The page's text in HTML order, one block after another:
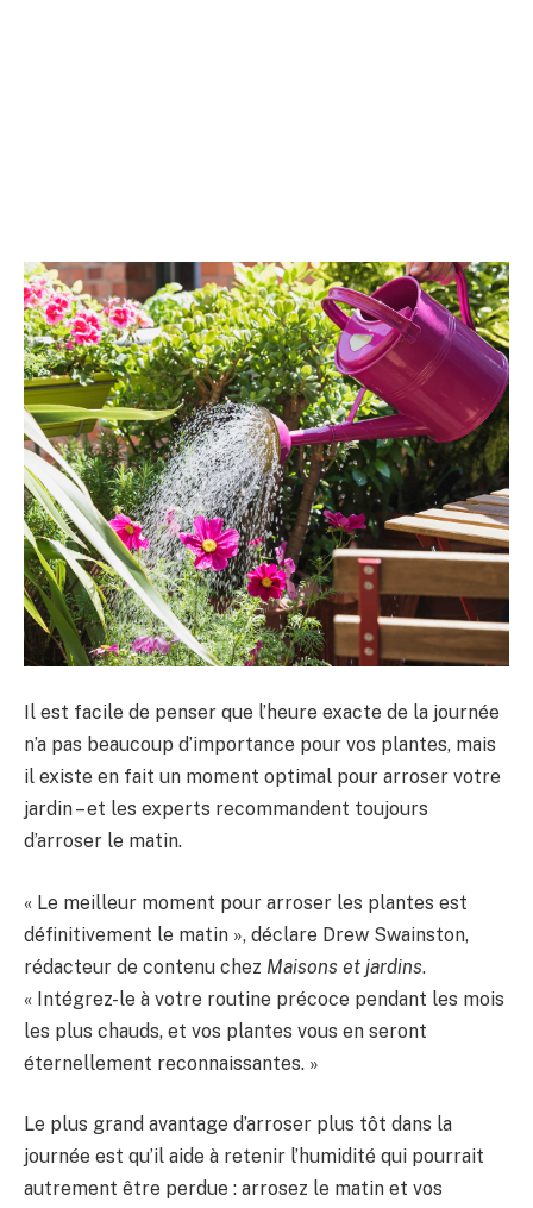
Il est facile de penser que l’heure exacte de la journée
n’a pas beaucoup d’importance pour vos plantes, mais
il existe en fait un moment optimal pour arroser votre
jardin – et les experts recommandent toujours
d’arroser le matin.
« Le meilleur moment pour arroser les plantes est
définitivement le matin », déclare Drew Swainston,
rédacteur de contenu chez Maisons et jardins.
« Intégrez-le à votre routine précoce pendant les mois
les plus chauds, et vos plantes vous en seront
éternellement reconnaissantes. »
Le plus grand avantage d’arroser plus tôt dans la
journée est qu’il aide à retenir l’humidité qui pourrait
autrement être perdue : arrosez le matin et vos